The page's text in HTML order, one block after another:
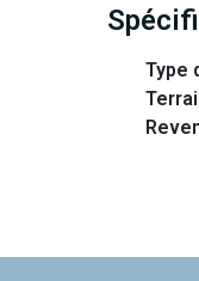
Type